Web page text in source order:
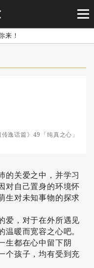
来！
传逸话篇》49「纯真之心」
关爱之中，并学习
对自己置身的环境怀
生对未知事物的探求
，对于在外所遇见
暖而宽容之心吧。
生都在心中留下阴
个孩子，均有受到充